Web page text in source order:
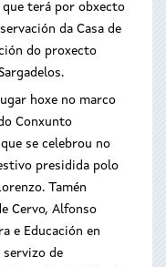
que terá por obxecto
da Casa de
do proxecto
hoxe no marco
Conxunto
se celebrou no
presidida polo
Tamén
Cervo, Alfonso
e Educación en
servizo de